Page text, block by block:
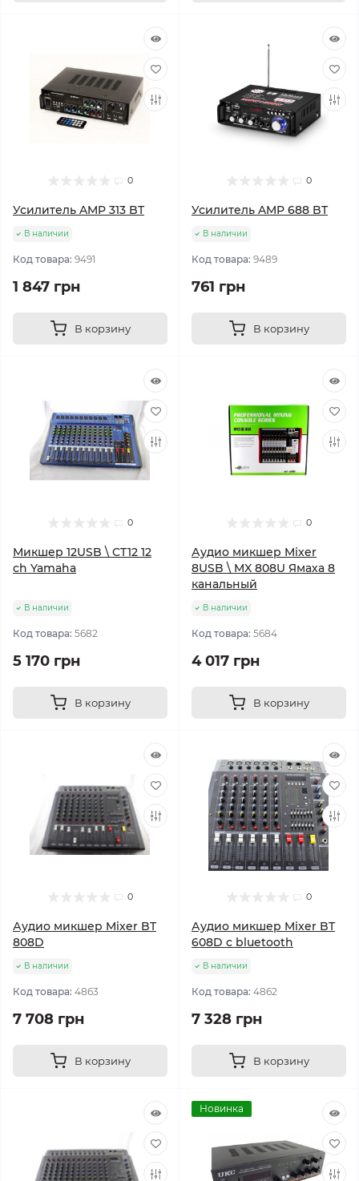
0
Усилитель AMP 313 BT
В наличии
Код товара: 9491
1 847 грн
В корзину
0
Усилитель AMP 688 BT
В наличии
Код товара: 9489
761 грн
В корзину
0
Микшер 12USB \ CT12 12
ch Yamaha
В наличии
Код товара: 5682
5 170 грн
В корзину
0
Аудио микшер Mixer
8USB \ MX 808U Ямаха 8
канальный
В наличии
Код товара: 5684
4 017 грн
В корзину
0
Аудио микшер Mixer BT
808D
В наличии
Код товара: 4863
7 708 грн
В корзину
0
Аудио микшер Mixer BT
608D c bluetooth
В наличии
Код товара: 4862
7 328 грн
В корзину
Новинка